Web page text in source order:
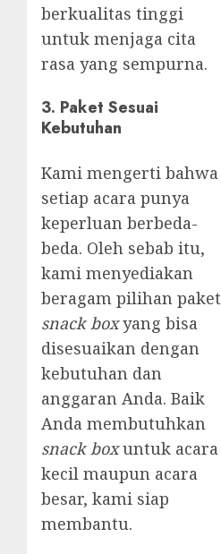
berkualitas tinggi
untuk menjaga cita
rasa yang sempurna.
3. Paket Sesuai
Kebutuhan
Kami mengerti bahwa
setiap acara punya
keperluan berbeda-
beda. Oleh sebab itu,
kami menyediakan
beragam pilihan paket
snack boxyang bisa
disesuaikan dengan
kebutuhan dan
anggaran Anda. Baik
Anda membutuhkan
snack boxuntuk acara
kecil maupun acara
besar, kami siap
membantu.